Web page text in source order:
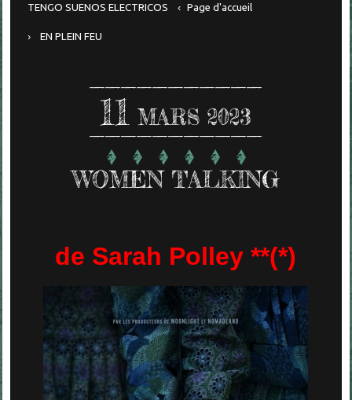
TENGO SUENOS ELECTRICOS Page d'accueil
EN PLEIN FEU
11 MARS 2023
WOMEN TALKING
de Sarah Polley **(*)